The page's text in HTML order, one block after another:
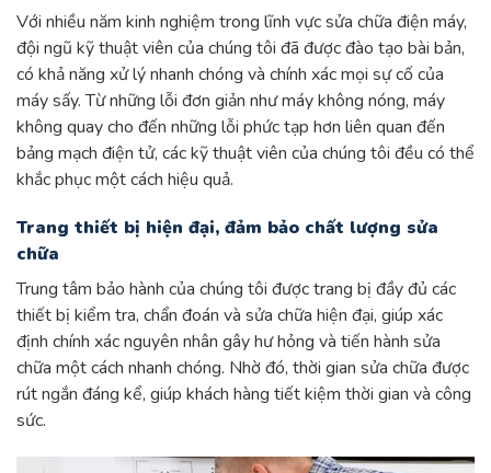
Với nhiều năm kinh nghiệm trong lĩnh vực sửa chữa điện máy,
đội ngũ kỹ thuật viên của chúng tôi đã được đào tạo bài bản,
có khả năng xử lý nhanh chóng và chính xác mọi sự cố của
máy sấy. Từ những lỗi đơn giản như máy không nóng, máy
không quay cho đến những lỗi phức tạp hơn liên quan đến
bảng mạch điện tử, các kỹ thuật viên của chúng tôi đều có thể
khắc phục một cách hiệu quả.
Trang thiết bị hiện đại, đảm bảo chất lượng sửa
chữa
Trung tâm bảo hành của chúng tôi được trang bị đầy đủ các
thiết bị kiểm tra, chẩn đoán và sửa chữa hiện đại, giúp xác
định chính xác nguyên nhân gây hư hỏng và tiến hành sửa
chữa một cách nhanh chóng. Nhờ đó, thời gian sửa chữa được
rút ngắn đáng kể, giúp khách hàng tiết kiệm thời gian và công
sức.